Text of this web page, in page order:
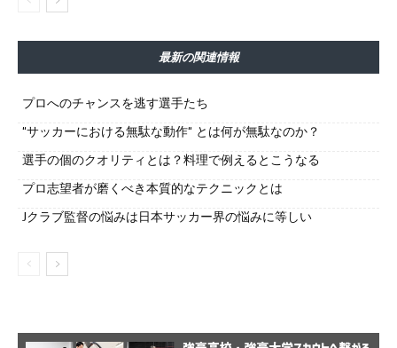
最新の関連情報
プロへのチャンスを逃す選手たち
“サッカーにおける無駄な動作“ とは何が無駄なのか？
選手の個のクオリティとは？料理で例えるとこうなる
プロ志望者が磨くべき本質的なテクニックとは
Jクラブ監督の悩みは日本サッカー界の悩みに等しい